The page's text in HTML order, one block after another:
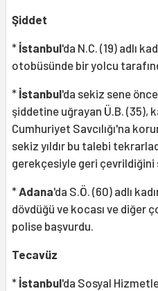
Şiddet
* İstanbul'da N.C. (19) adlı
otobüsünde bir yolcu
* İstanbul'da sekiz sene önce
şiddetine uğrayan Ü.B. (35),
Cumhuriyet Savcılığı'na
sekiz yıldır bu talebi
gerekçesiyle geri çevrildiğini
*Adana'da S.Ö. (60) adlı
dövdüğü ve kocası ve diğer
polise başvurdu.
Tecavüz
* İstanbul'da Sosyal